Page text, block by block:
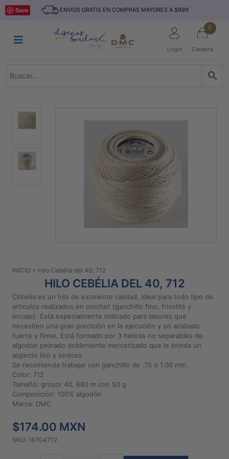
Saltar
ENVÍOS GRATIS EN COMPRAS MAYORES A $999
Login
0
Canasta
INICIO
TEJIDO
TELAS
MARCAS
NOVEDADES
Preguntas
Aviso De
Privacidad
Políticas
Compra
2026
Para
Bordar
Save
INICIO > Hilo Cebélia del 40, 712
HILO CEBÉLIA DEL 40, 712
Cébélia es un hilo de excelente calidad, ideal para todo tipo de
artículos realizados en crochet (ganchillo fino, frivolité y
encaje). Está especialmente indicado para labores que
necesiten una gran precisión en la ejecución y un acabado
fuerte y firme. Está formado por 3 hebras no separables de
algodón peinado doblemente mercerizado que le brinda un
aspecto liso y sedoso.
Se recomienda trabajar con ganchillo de .75 o 1.00 mm.
Color: 712
Tamaño: grosor 40, 680 m con 50 g
Composición: 100% algodón
Marca: DMC
$174.00 MXN
SKU: 167G4712